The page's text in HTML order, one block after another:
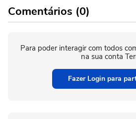
Comentários (0)
Para poder interagir com todos
na sua conta
Fazer Login para